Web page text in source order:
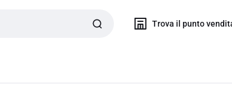
Trova il punto